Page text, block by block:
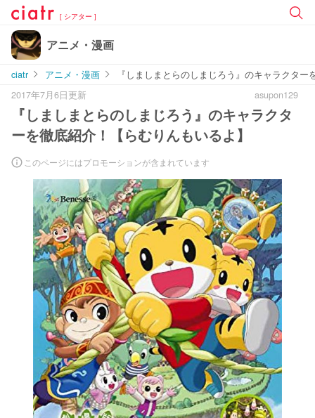
[ シアター ]
アニメ・漫画
ciatr アニメ・漫画
『しましまとらのしまじろう』のキャラクタ
2017年7月6日更新
asupon129
『しましまとらのしまじろう』のキャラクタ
ーを徹底紹介！【らむりんもいるよ】
このページにはプロモーションが含まれています